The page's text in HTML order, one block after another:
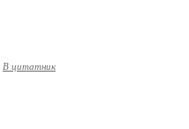
В цитатник